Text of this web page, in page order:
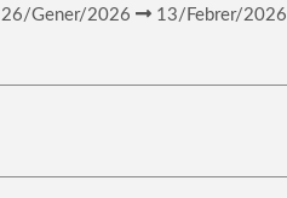
26/Gener/2026 13/Febrer/2026